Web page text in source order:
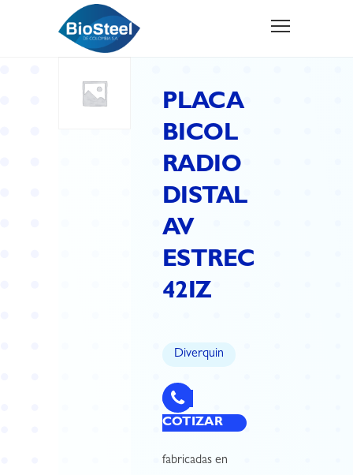
PLACA
BICOL
RADIO
DISTAL
AV
ESTREC
42IZ
Diverquin
COTIZAR
fabricadas en